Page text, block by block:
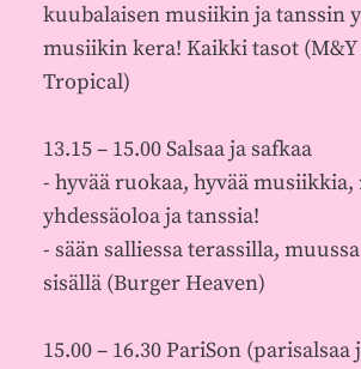
kuubalaisen musiikin ja tanssin
musiikin kera! Kaikki tasot (M&Y
Tropical)
13.15 – 15.00 Salsaa ja safkaa
- hyvää ruokaa, hyvää musiikkia,
yhdessäoloa ja tanssia!
- sään salliessa terassilla,
sisällä (Burger Heaven)
15.00 – 16.30 PariSon (parisalsaa